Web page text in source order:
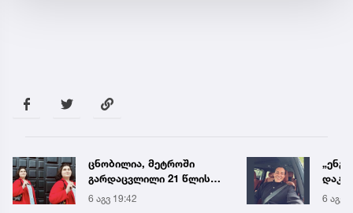
ცნობილია, მეტროში
გარდაცვლილი 21 წლის
მარიამ ტყემალაძის
ექსპერტიზის დასკვნა
6 აგვ 19:42 6 აგვ